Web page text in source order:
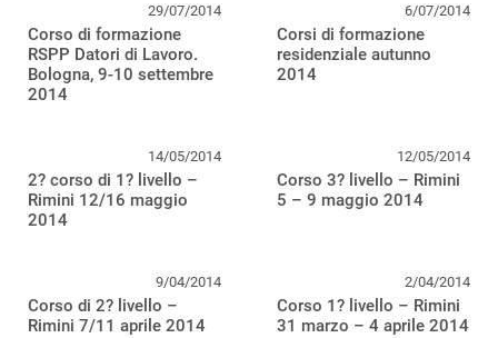
29/07/2014
Corso di formazione
RSPP Datori di Lavoro.
Bologna, 9-10 settembre
2014
6/07/2014
Corsi di formazione
residenziale autunno
2014
14/05/2014
2? corso di 1? livello –
Rimini 12/16 maggio
2014
12/05/2014
Corso 3? livello – Rimini
5 – 9 maggio 2014
9/04/2014
Corso di 2? livello –
Rimini 7/11 aprile 2014
2/04/2014
Corso 1? livello – Rimini
31 marzo – 4 aprile 2014